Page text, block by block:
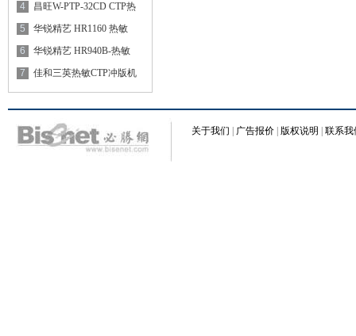
4
昌旺W-PTP-32CD CTP热
敏显影
5
华锐精艺 HR1160 热敏
CTP显影
6
华锐精艺 HR940B-热敏
CtP显影
7
佳和三英热敏CTP冲版机
（精英
关于我们 广告报价 版权说明 联系我